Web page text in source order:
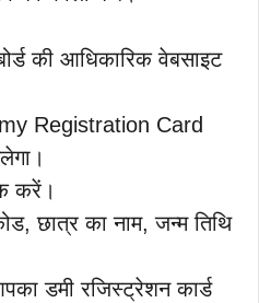
की आधिकारिक वेबसाइट
Registration Card
करें।
छात्र का नाम, जन्म तिथि
डमी रजिस्ट्रेशन कार्ड